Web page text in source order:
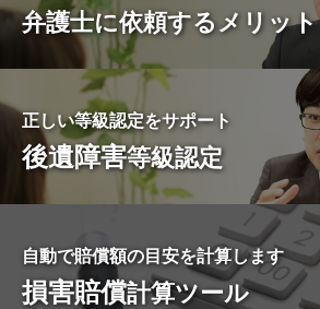
弁護士に依頼するメリット
正しい等級認定をサポート
後遺障害等級認定
自動で賠償額の目安を計算します
損害賠償計算ツール